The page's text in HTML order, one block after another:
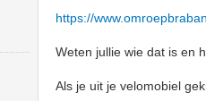
https://
Weten jullie wie dat is en
Als je uit je velomobiel